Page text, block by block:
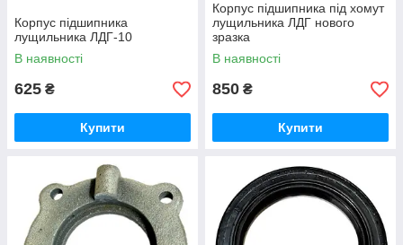
Корпус підшипника
лущильника ЛДГ-10
В наявності
625 ₴
Купити
Корпус підшипника під хомут
лущильника ЛДГ нового
зразка
В наявності
850 ₴
Купити